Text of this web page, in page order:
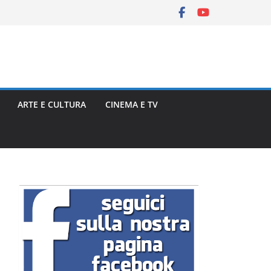
ARTE E CULTURA CINEMA E TV